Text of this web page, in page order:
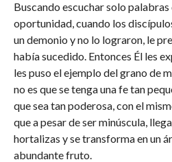
Buscando escuchar solo palabras
oportunidad, cuando los
un demonio y no lo lograron, le
había sucedido. Entonces Él les
les puso el ejemplo del grano de
no es que se tenga una fe tan
que sea tan poderosa, con el
que a pesar de ser minúscula,
hortalizas y se transforma en un
abundante fruto.